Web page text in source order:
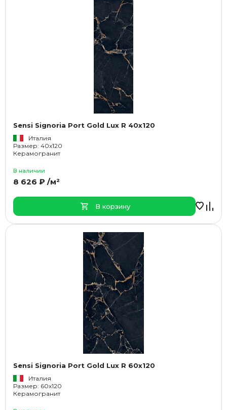
Sensi Signoria Port Gold Lux R 40x120
Италия
Размер: 40x120
Керамогранит
В наличии
8 626 ₽ /м²
В корзину
Sensi Signoria Port Gold Lux R 60x120
Италия
Размер: 60x120
Керамогранит